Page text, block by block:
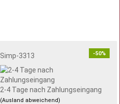
-50%
Simp-3313
2-4 Tage nach Zahlungseingang
(Ausland abweichend)